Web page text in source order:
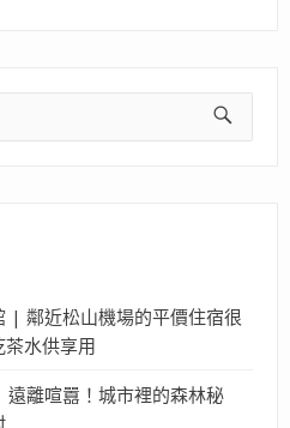
| 鄰近松山機場的平價住宿很
水供享用
離喧囂！城市裡的森林秘